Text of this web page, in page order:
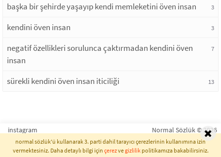
başka bir şehirde yaşayıp kendi memleketini öven insan 3
kendini öven insan 3
negatif özellikleri sorulunca çaktırmadan kendini öven
insan
7
sürekli kendini öven insan iticiliği 13
instagram Normal Sözlük © 2026
normal sözlük'ü kullanarak 3. parti dahil tarayıcı çerezlerinin kullanımına izin
vermektesiniz. Daha detaylı bilgi için çerezvegizlilikpolitikamıza bakabilirsiniz.